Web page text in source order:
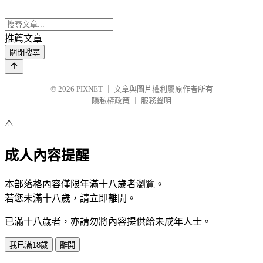
推薦文章
關閉搜尋
© 2026 PIXNET
文章與圖片權利屬原作者所有
隱私權政策
服務聲明
⚠️
成人內容提醒
本部落格內容僅限年滿十八歲者瀏覽。
若您未滿十八歲，請立即離開。
已滿十八歲者，亦請勿將內容提供給未成年人士。
我已滿18歲 離開